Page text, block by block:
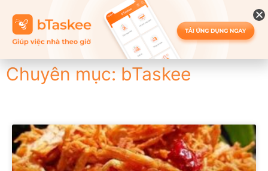
Chuyên mục: bTaskee